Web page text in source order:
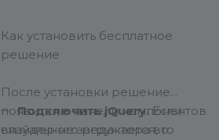
Как установить бесплатное
решение
После установки решение
появится в панели компонентов
визуального редактора во
Подключить jQuery.Если
слайдер не загружается, то